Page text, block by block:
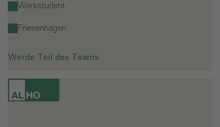
Werkstudent
Friesenhagen
Werde Teil des Teams